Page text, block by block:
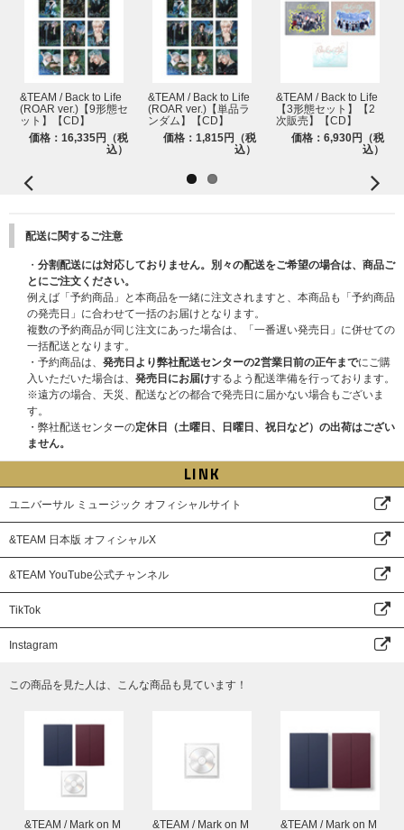
■メンバーオンラインイベント(オンライン上でサイン会やトーク会にご参加
いただけます)
※2025/10/24更新：メンバーオンラインイベントはK、JOは不参加予定と
なっておりましたが、下記記載の通りK、JOのみ別日＜2026年3月1日(日)
＞で個別オンラインサイン会および個別オンライントーク会を実施させてい
ただきます。
※2025/11/27更新：メンバーオンラインイベントはK、JOのみ＜2026年3月
1日(日)＞の日程が＜2026年3月21日(土)＞に変更となりました。
詳細はこちら：
https://www.andteam-official.jp/posts/news/tzfvdw
※2025年12月13日(土)はK、JO以外のその他7名での実施となります。
●特典会内容
②メンバー個別オンライントーク
③メンバー全員リレー式オンライントーク (K、JO以外のメンバー7名での
実施となります)
※全てK、JOは不参加となり、その他7名での実施となります。
※①、②はメンバー選択可能です。
●開催日程
2026年3月1日(日)→2026年3月21日(土)
※2025/11/27更新：開催日程が変更となりました。
※各部の受付時間、開始時間、エントリー期間も変更となっております。各
賞品の詳細該当メンバーオンラインイベント(抽選)ページより必ずご確認く
ださい。
②メンバー個別オンライントーク
※①、②はメンバー選択可能です。
■プレゼント企画
●プレゼント内容：メンバー全員サイン入り告知ポスター
※本イベントは、応募抽選方式です。上記スケジュールを必ずご確認くださ
い。
※上記応募期間以外はご応募いただけません。あらかじめご了承ください。
期間以外はご応募いただけません。あらかじめご了承ください。
※商品受取日と上記スケジュールを必ずご自身でご確認の上、ご購入・ご応
※イベントの詳細はHPよりご確認ください。
&TEAM / Back to Life
(ROAR ver.)【9形態セ
ット】【CD】
価格：16,335円（税
込）
&TEAM / Back to Life
(ROAR ver.)【単品ラ
ンダム】【CD】
価格：1,815円（税
込）
&TEAM / Back to Life
【3形態セット】【2
次販売】【CD】
価格：6,930円（税
込）
配送に関するご注意
・ 分割配送には対応しておりません。別々の配送をご希望の場合は、商品ご
とにご注文ください。
例えば「予約商品」と本商品を一緒に注文されますと、本商品も「予約商品
の発売日」に合わせて一括のお届けとなります。
複数の予約商品が同じ注文にあった場合は、「一番遅い発売日」に併せての
一括配送となります。
・予約商品は、 発売日より弊社配送センターの2営業日前の正午までにご購
入いただいた場合は、 発売日にお届けするよう配送準備を行っております。
※遠方の場合、天災、配送などの都合で発売日に届かない場合もございま
す。
・弊社配送センターの定休日（土曜日、日曜日、祝日など）の出荷はござい
ません。
LINK
ユニバーサル ミュージック オフィシャルサイト
&TEAM 日本版 オフィシャルX
&TEAM YouTube公式チャンネル
TikTok
Instagram
この商品を見た人は、こんな商品も見ています！
&TEAM / Mark on M
&TEAM / Mark on M
&TEAM / Mark on M